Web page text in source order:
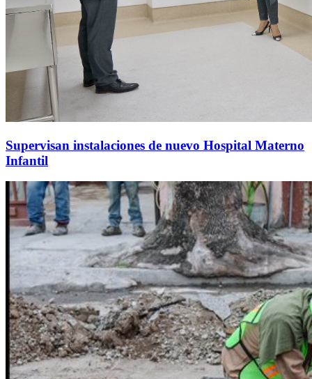
Supervisan instalaciones de nuevo Hospital Materno
Infantil